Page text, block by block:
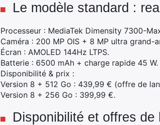
Le modèle standard :
Processeur : MediaTek Dimensity 7300-
Caméra : 200 MP OIS + 8 MP ultra grand-
Écran : AMOLED 144Hz LTPS.
Batterie : 6500 mAh + charge rapide 45 W.
Disponibilité & prix :
Version 8 + 512 Go : 439,99 € (offre de
Version 8 + 256 Go : 399,99 €.
Disponibilité et offres de